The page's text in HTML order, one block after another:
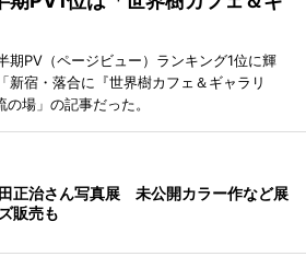
期PV（ページビュー）ランキング1位に輝
新宿・落合に『世界樹カフェ＆ギャラリ
場」の記事だった。
正治さん写真展 未公開カラー作など展
販売も